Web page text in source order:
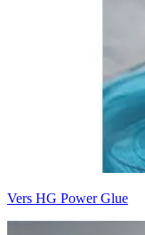
Vers HG Power Glue